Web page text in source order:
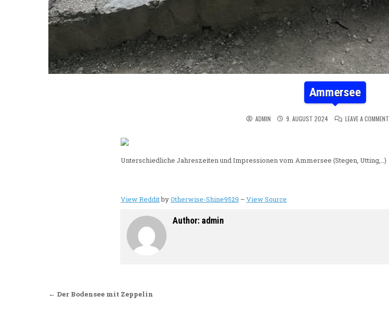
Ammersee
ADMIN 9. AUGUST 2024 LEAVE A COMMENT
Unterschiedliche Jahreszeiten und Impressionen vom Ammersee (Stegen, Utting,…)
View RedditbyOtherwise-Shine9529 – View Source
Author: admin
Beitragsnavigation
← Der Bodensee mit Zeppelin